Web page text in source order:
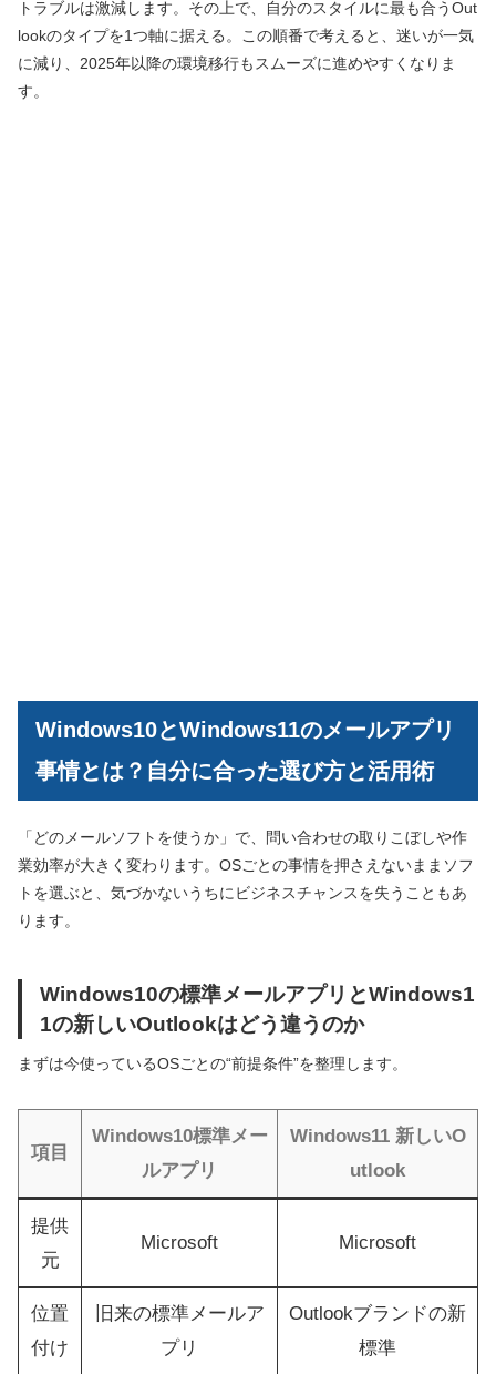
トラブルは激減します。その上で、自分のスタイルに最も合うOut
lookのタイプを1つ軸に据える。この順番で考えると、迷いが一気
に減り、2025年以降の環境移行もスムーズに進めやすくなりま
す。
Windows10とWindows11のメールアプリ
事情とは？自分に合った選び方と活用術
「どのメールソフトを使うか」で、問い合わせの取りこぼしや作
業効率が大きく変わります。OSごとの事情を押さえないままソフ
トを選ぶと、気づかないうちにビジネスチャンスを失うこともあ
ります。
Windows10の標準メールアプリとWindows1
1の新しいOutlookはどう違うのか
まずは今使っているOSごとの“前提条件”を整理します。
項目
Windows10標準メー
ルアプリ
Windows11 新しいO
utlook
提供
元
Microsoft Microsoft
位置
付け
旧来の標準メールア
プリ
Outlookブランドの新
標準